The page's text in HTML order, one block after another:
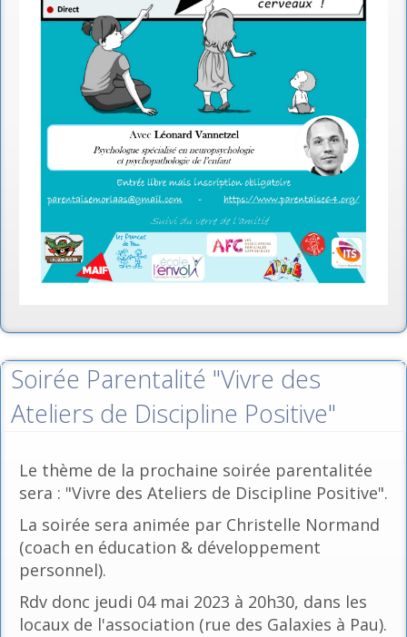
Soirée Parentalité "Vivre des
Ateliers de Discipline Positive"
Le thème de la prochaine soirée parentalitée
sera : "Vivre des Ateliers de Discipline Positive".
La soirée sera animée par Christelle Normand
(coach en éducation & développement
personnel).
Rdv donc jeudi 04 mai 2023 à 20h30, dans les
locaux de l'association (rue des Galaxies à Pau).